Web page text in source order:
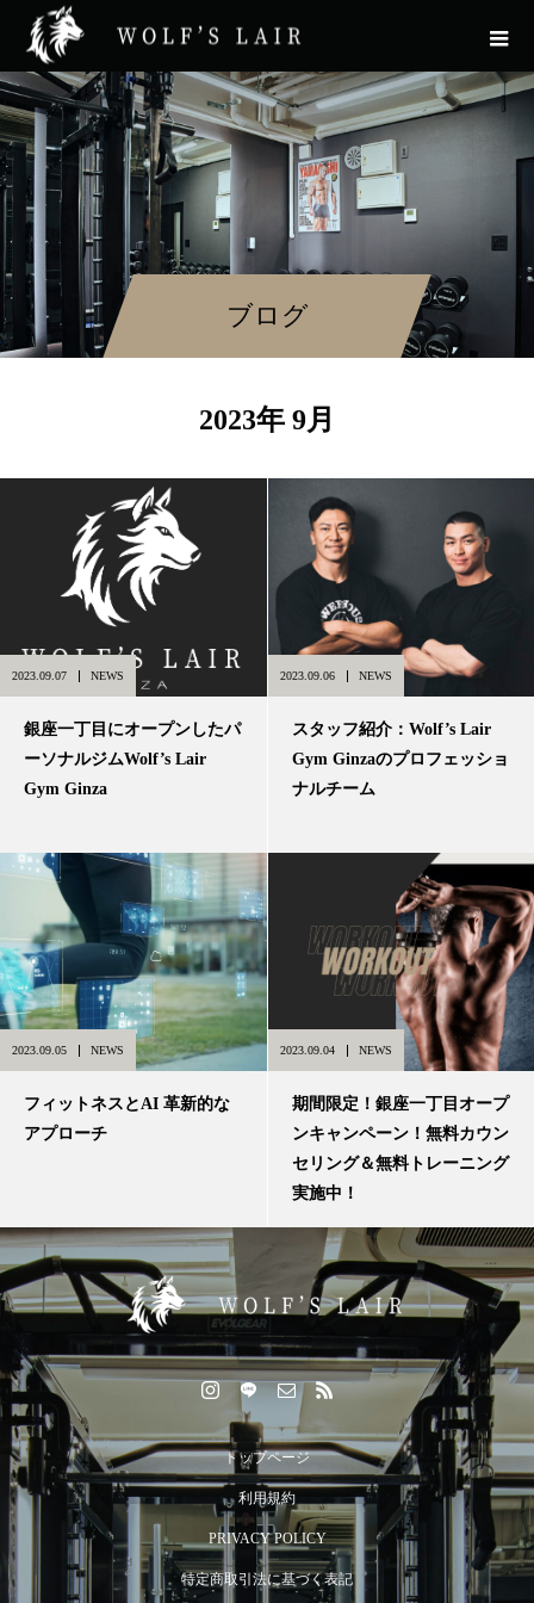
ブログ
2023年 9月
2023.09.07 NEWS
銀座一丁目にオープンしたパ
ーソナルジムWolf’s Lair
Gym Ginza
2023.09.06 NEWS
スタッフ紹介：Wolf’s Lair
Gym Ginzaのプロフェッショ
ナルチーム
2023.09.05 NEWS
フィットネスとAI 革新的な
アプローチ
2023.09.04 NEWS
期間限定！銀座一丁目オープ
ンキャンペーン！無料カウン
セリング＆無料トレーニング
実施中！
トップページ
利用規約
PRIVACY POLICY
特定商取引法に基づく表記